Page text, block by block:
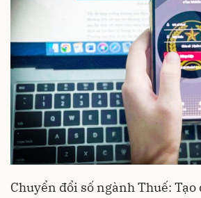
Chuyển đổi số ngành Thuế: